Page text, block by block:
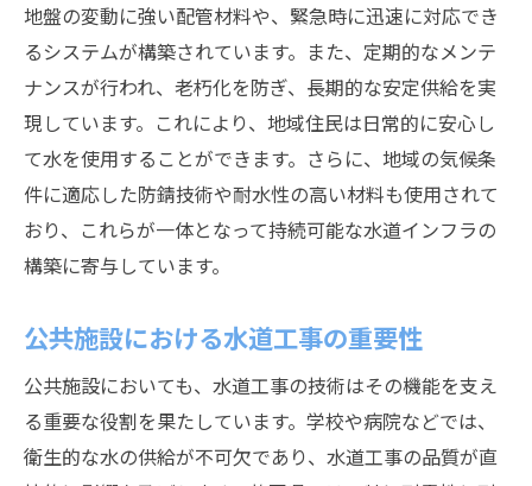
地盤の変動に強い配管材料や、緊急時に迅速に対応でき
るシステムが構築されています。また、定期的なメンテ
ナンスが行われ、老朽化を防ぎ、長期的な安定供給を実
現しています。これにより、地域住民は日常的に安心し
て水を使用することができます。さらに、地域の気候条
件に適応した防錆技術や耐水性の高い材料も使用されて
おり、これらが一体となって持続可能な水道インフラの
構築に寄与しています。
公共施設における水道工事の重要性
公共施設においても、水道工事の技術はその機能を支え
る重要な役割を果たしています。学校や病院などでは、
衛生的な水の供給が不可欠であり、水道工事の品質が直